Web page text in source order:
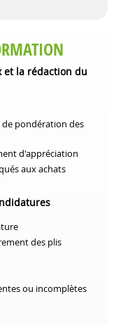
et la rédaction du
pondération des
d'appréciation
aux achats
des plis
ou incomplètes